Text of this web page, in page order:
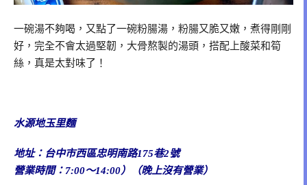
一碗湯不夠喝，又點了一碗粉腸湯，粉腸又脆又嫩，煮得剛剛
好，完全不會太過堅韌，大骨熬製的湯頭，搭配上酸菜和筍
絲，真是太對味了！
水源地玉里麵
地址：台中市西區忠明南路175巷2號
營業時間：7:00～14:00）（晚上沒有營業）